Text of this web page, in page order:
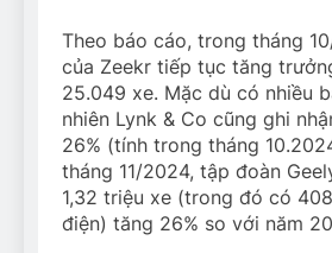
Theo báo cáo, trong tháng
của Zeekr tiếp tục tăng
25.049 xe. Mặc dù có nhiều
nhiên Lynk & Co cũng ghi
26% (tính trong tháng
tháng 11/2024, tập đoàn
1,32 triệu xe (trong đó có
điện) tăng 26% so với năm